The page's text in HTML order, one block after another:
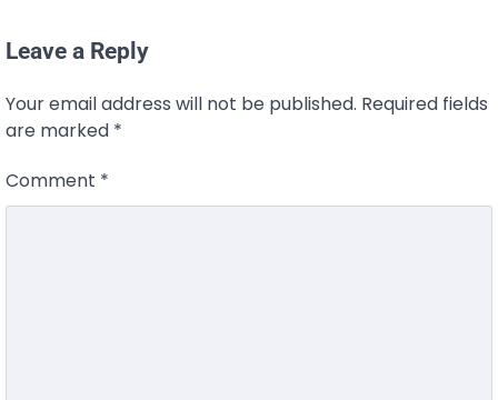
Leave a Reply
Your email address will not be published. Required fields
are marked *
Comment *